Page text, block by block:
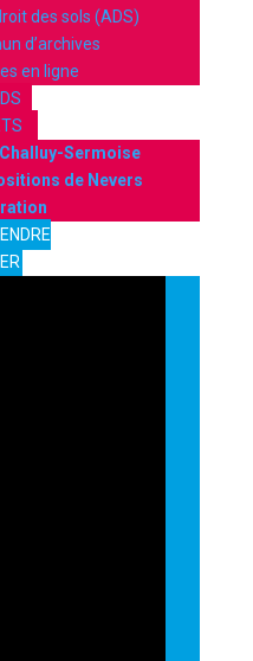
des sols (ADS)
d’archives
en ligne
Sermoise
de Nevers